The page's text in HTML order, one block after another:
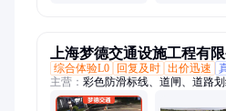
上海梦德交通设施工程有限
综合体验L0
回复及时 出价迅速
主营： 彩色防滑标线、道闸、道路